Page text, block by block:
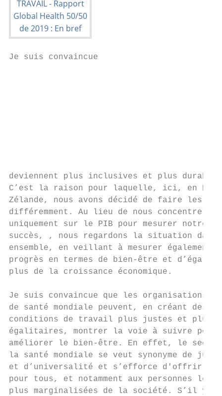
Je suis convaincue
deviennent plus inclusives et plus
C’est la raison pour laquelle, ici, en
Zélande, nous avons décidé de faire les
différemment. Au lieu de nous
uniquement sur le PIB pour mesurer
succès, , nous regardons la situation
ensemble, en veillant à mesurer
progrès en termes de bien-être et
plus de la croissance économique.
Je suis convaincue que les
de santé mondiale peuvent, en créant
conditions de travail plus justes et plus
égalitaires, montrer la voie à suivre pour
améliorer le bien-être. En effet, le
la santé mondiale se veut synonyme de
et d’universalité et s’efforce d'offrir des
pour tous, et notamment aux personnes
plus marginalisées de la société. S’il y a